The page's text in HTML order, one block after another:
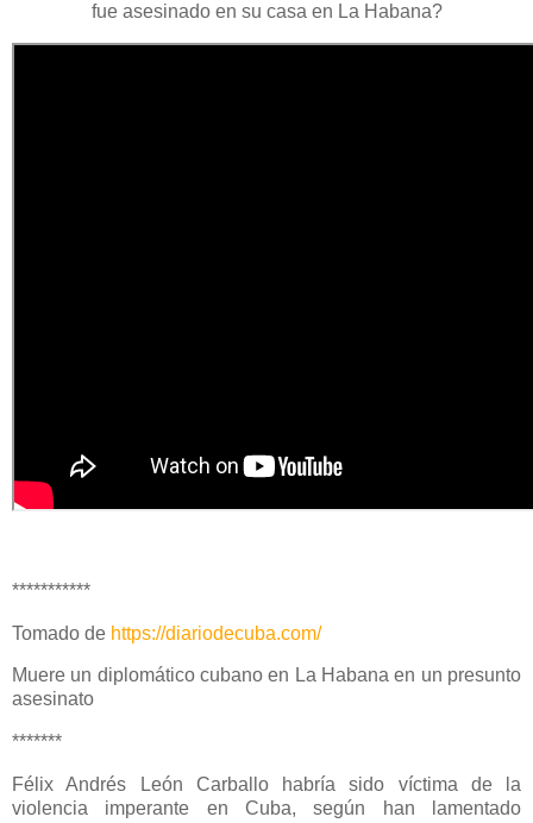
fue asesinado en su casa en La Habana?
***********
Tomado de https://diariodecuba.com/
Muere un diplomático cubano en La Habana en un presunto
asesinato
*******
Félix Andrés León Carballo habría sido víctima de la
violencia imperante en Cuba, según han lamentado